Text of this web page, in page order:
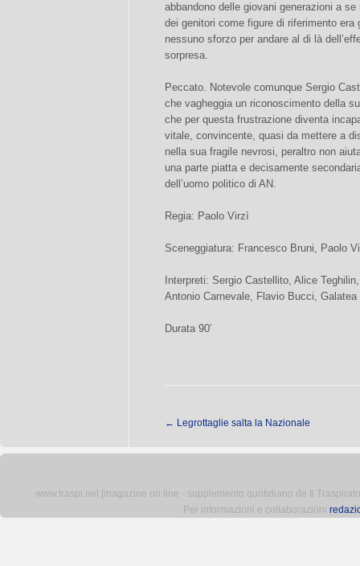
abbandono delle giovani generazioni a
dei genitori come figure di riferimento era
nessuno sforzo per andare al di là
sorpresa.
Peccato. Notevole comunque Sergio
che vagheggia un riconoscimento della
che per questa frustrazione diventa
vitale, convincente, quasi da mettere a
nella sua fragile nevrosi, peraltro non
una parte piatta e decisamente
dell’uomo politico di AN.
Regia: Paolo Virzì
Sceneggiatura: Francesco Bruni, Paolo
Interpreti: Sergio Castellito, Alice
Antonio Carnevale, Flavio Bucci,
Durata 90′
← Legrottaglie salta la Nazionale
www.traspi.net [magazine on line - supplemento quotidiano de Il
Per informazioni e collaborazioni